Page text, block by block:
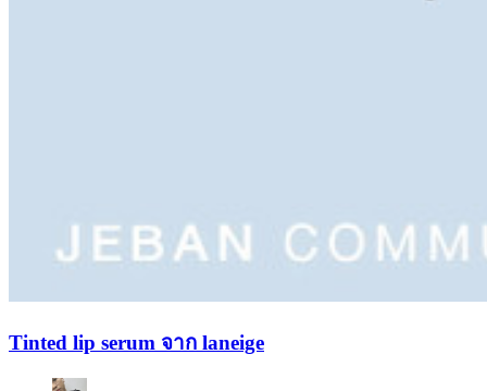
Tinted lip serum จาก laneige